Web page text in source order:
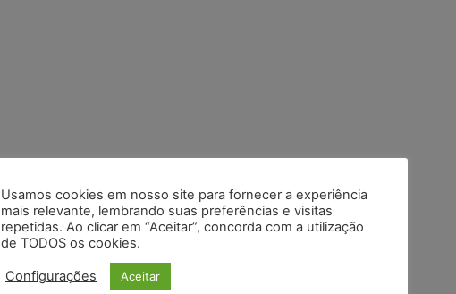
Usamos cookies em nosso site para fornecer a experiência
mais relevante, lembrando suas preferências e visitas
repetidas. Ao clicar em “Aceitar”, concorda com a utilização
de TODOS os cookies.
Configurações Aceitar